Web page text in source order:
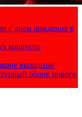
с днем рождения в
корпусов
выходные
облик нового